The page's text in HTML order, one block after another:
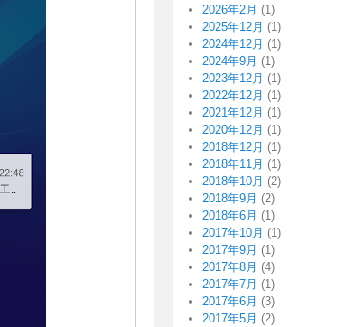
2026年2月 (1)
2025年12月 (1)
2024年12月 (1)
2024年9月 (1)
2023年12月 (1)
2022年12月 (1)
2021年12月 (1)
2020年12月 (1)
2018年12月 (1)
2018年11月 (1)
2018年10月 (2)
2018年9月 (2)
2018年6月 (1)
2017年10月 (1)
2017年9月 (1)
2017年8月 (4)
2017年7月 (1)
2017年6月 (3)
2017年5月 (2)